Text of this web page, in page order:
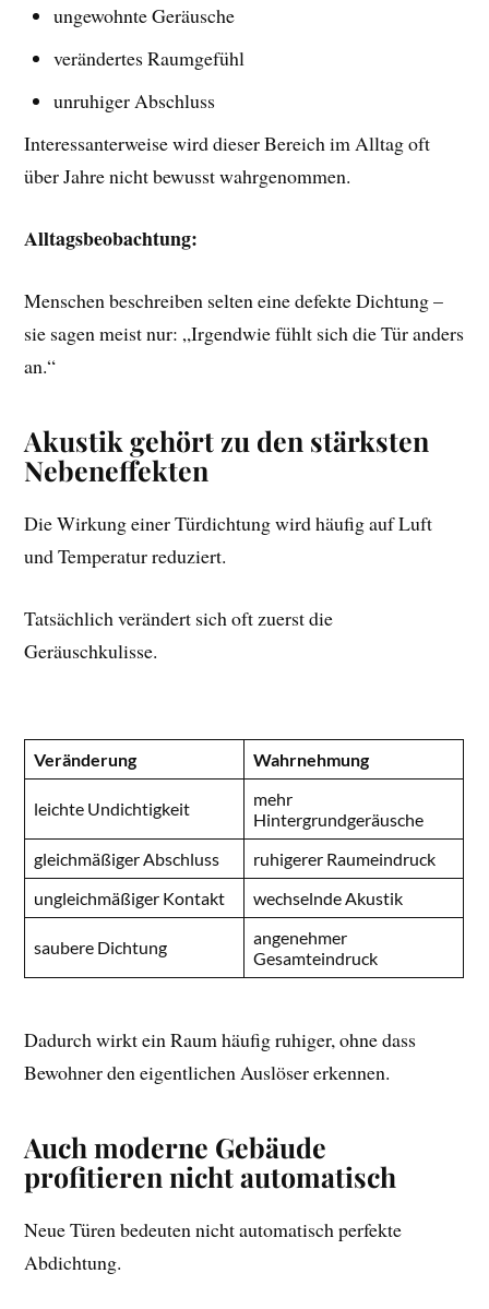
ungewohnte Geräusche
verändertes Raumgefühl
unruhiger Abschluss
Interessanterweise wird dieser Bereich im Alltag oft
über Jahre nicht bewusst wahrgenommen.
Alltagsbeobachtung:
Menschen beschreiben selten eine defekte Dichtung –
sie sagen meist nur: „Irgendwie fühlt sich die Tür anders
an.“
Akustik gehört zu den stärksten
Nebeneffekten
Die Wirkung einer Türdichtung wird häufig auf Luft
und Temperatur reduziert.
Tatsächlich verändert sich oft zuerst die
Geräuschkulisse.
Veränderung Wahrnehmung
leichte Undichtigkeit
mehr
Hintergrundgeräusche
gleichmäßiger Abschluss
ruhigerer Raumeindruck
ungleichmäßiger Kontakt
wechselnde Akustik
saubere Dichtung
angenehmer
Gesamteindruck
Dadurch wirkt ein Raum häufig ruhiger, ohne dass
Bewohner den eigentlichen Auslöser erkennen.
Auch moderne Gebäude
profitieren nicht automatisch
Neue Türen bedeuten nicht automatisch perfekte
Abdichtung.